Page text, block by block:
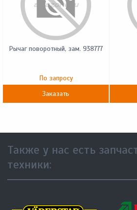
Рычаг поворотный, зам. 938777
По запросу
Заказать
Также у нас есть
техники: